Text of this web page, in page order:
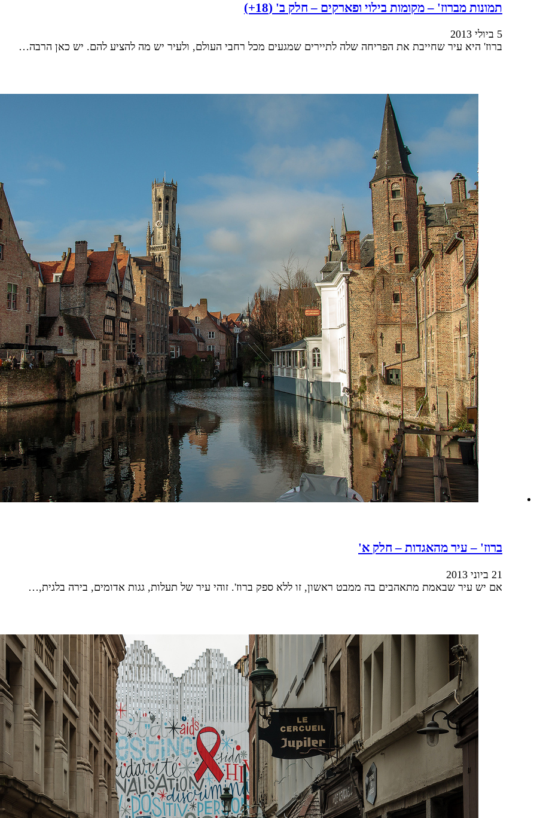
תמונות מברוז' – מקומות בילוי ופארקים – חלק ב' (18+)
5 ביולי 2013
ברוז' היא עיר שחייבת את הפריחה שלה לתיירים שמגעים מכל רחבי העולם, ולעיר יש מה להציע להם. יש כאן הרבה…
ברוז' – עיר מהאגדות – חלק א'
21 ביוני 2013
אם יש עיר שבאמת מתאהבים בה ממבט ראשון, זו ללא ספק ברוז'. זוהי עיר של תעלות, גגות אדומים, בירה בלגית,…